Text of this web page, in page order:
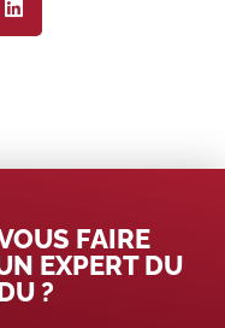
FAIRE
EXPERT DU
?